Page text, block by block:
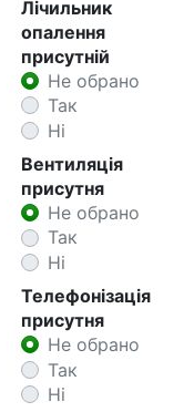
Лічильник
опалення
присутній
Не обрано
Так
Ні
Вентиляція
присутня
Не обрано
Так
Ні
Телефонізація
присутня
Не обрано
Так
Ні